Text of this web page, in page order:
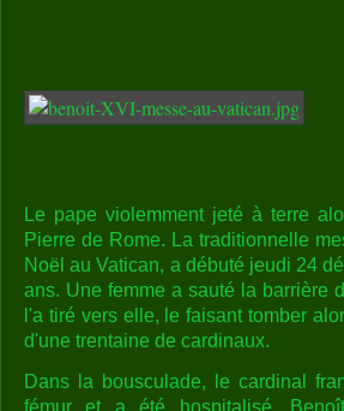
Le pape violemment jeté à terre
Pierre de Rome. La traditionnelle
Noël au Vatican, a débuté jeudi 24
ans. Une femme a sauté la barrière
l'a tiré vers elle, le faisant tomber
d'une trentaine de cardinaux.
Dans la bousculade, le cardinal